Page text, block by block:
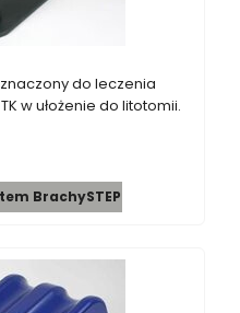
do leczenia
w ułożenie do litotomii.
BrachySTEP